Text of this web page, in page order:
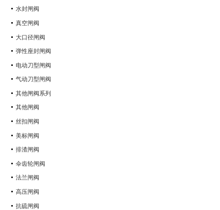
水封闸阀
真空闸阀
大口径闸阀
弹性座封闸阀
电动刀型闸阀
气动刀型闸阀
其他闸阀系列
其他闸阀
丝扣闸阀
美标闸阀
排渣闸阀
伞齿轮闸阀
法兰闸阀
高压闸阀
抗硫闸阀